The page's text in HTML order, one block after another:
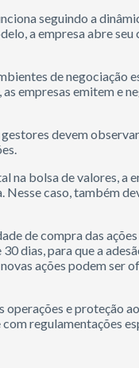
seguindo a
a empresa abre
de negociação
empresas emitem e
devem
na bolsa de valores, a
Nesse caso, também
de compra das
dias, para que a
ações podem ser
e proteção
regulamentações